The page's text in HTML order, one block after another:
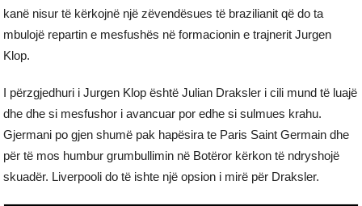
kanë nisur të kërkojnë një zëvendësues të brazilianit që do ta
mbulojë repartin e mesfushës në formacionin e trajnerit Jurgen
Klop.
I përzgjedhuri i Jurgen Klop është Julian Draksler i cili mund të luajë
dhe dhe si mesfushor i avancuar por edhe si sulmues krahu.
Gjermani po gjen shumë pak hapësira te Paris Saint Germain dhe
për të mos humbur grumbullimin në Botëror kërkon të ndryshojë
skuadër. Liverpooli do të ishte një opsion i mirë për Draksler.